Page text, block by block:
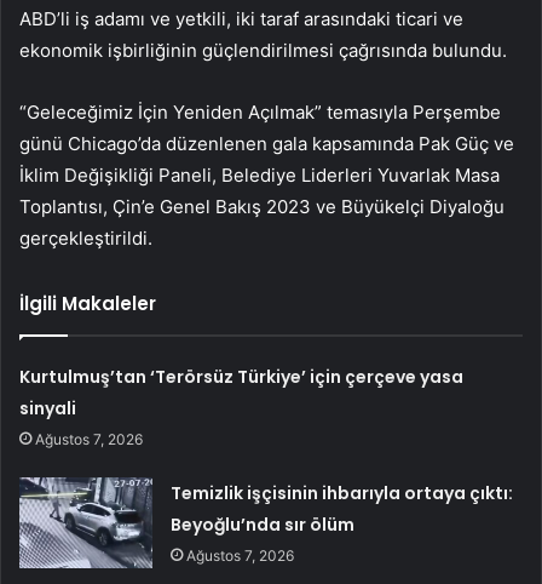
ABD’li iş adamı ve yetkili, iki taraf arasındaki ticari ve
ekonomik işbirliğinin güçlendirilmesi çağrısında bulundu.
“Geleceğimiz İçin Yeniden Açılmak” temasıyla Perşembe
günü Chicago’da düzenlenen gala kapsamında Pak Güç ve
İklim Değişikliği Paneli, Belediye Liderleri Yuvarlak Masa
Toplantısı, Çin’e Genel Bakış 2023 ve Büyükelçi Diyaloğu
gerçekleştirildi.
İlgili Makaleler
Kurtulmuş’tan ‘Terörsüz Türkiye’ için çerçeve yasa
sinyali
Ağustos 7, 2026
Temizlik işçisinin ihbarıyla ortaya çıktı:
Beyoğlu’nda sır ölüm
Ağustos 7, 2026